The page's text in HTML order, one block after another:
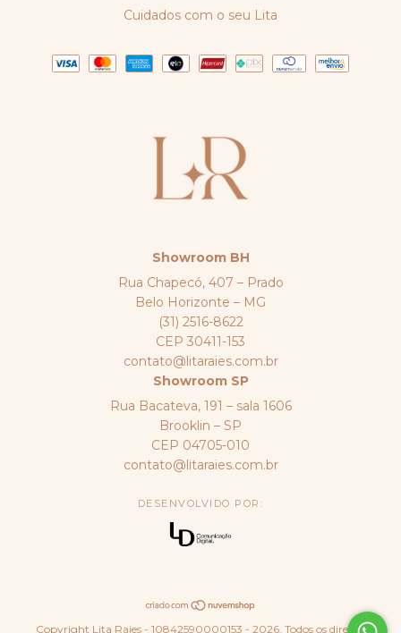
Cuidados com o seu Lita
Showroom BH
Rua Chapecó, 407 – Prado
Belo Horizonte – MG
(31) 2516-8622
CEP 30411-153
contato@litaraies.com.br
Showroom SP
Rua Bacateva, 191 – sala 1606
Brooklin – SP
CEP 04705-010
contato@litaraies.com.br
DESENVOLVIDO POR:
Copyright Lita Raies - 10842590000153 - 2026. Todos os direitos